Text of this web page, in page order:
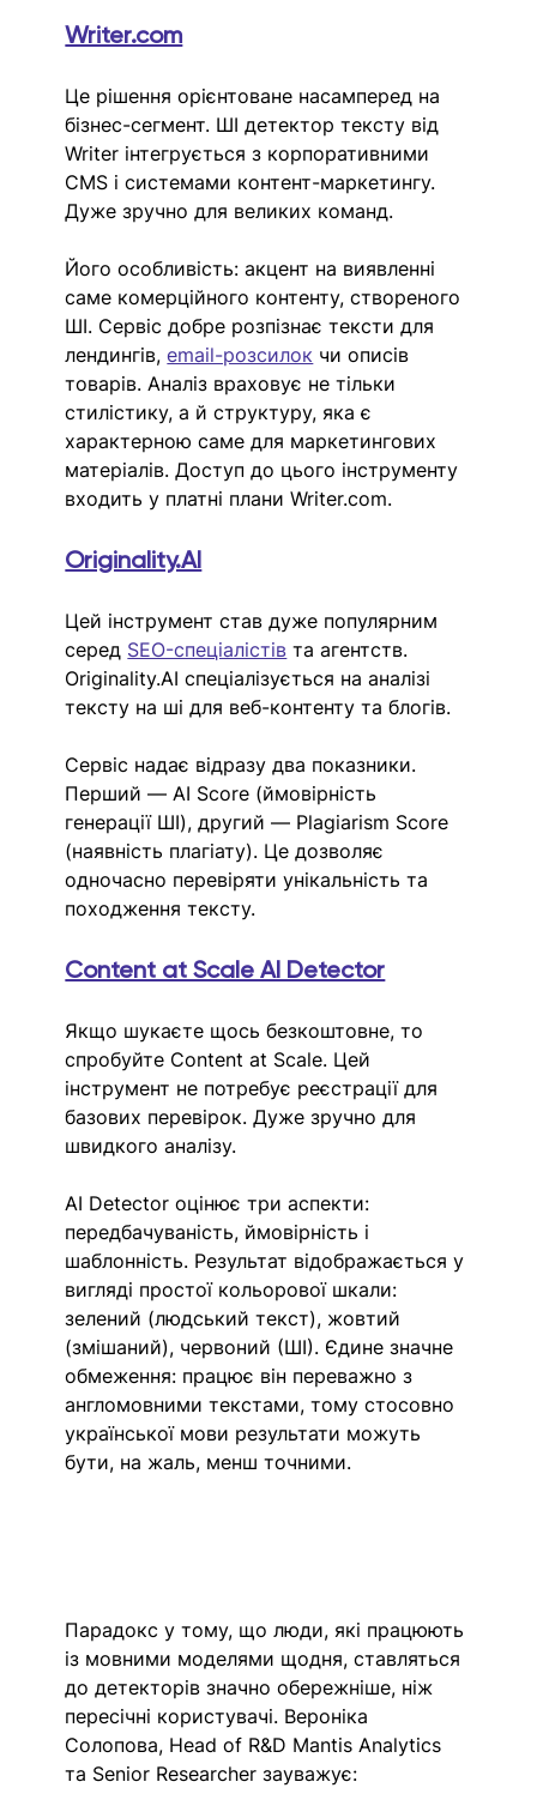
Writer.com
Це рішення орієнтоване насамперед на
бізнес-сегмент. ШІ детектор тексту від
Writer інтегрується з корпоративними
CMS і системами контент-маркетингу.
Дуже зручно для великих команд.
Його особливість: акцент на виявленні
саме комерційного контенту, створеного
ШІ. Сервіс добре розпізнає тексти для
лендингів, email-розсилок чи описів
товарів. Аналіз враховує не тільки
стилістику, а й структуру, яка є
характерною саме для маркетингових
матеріалів. Доступ до цього інструменту
входить у платні плани Writer.com.
Originality.AI
Цей інструмент став дуже популярним
серед SEO-спеціалістів та агентств.
Originality.AI спеціалізується на аналізі
тексту на ші для веб-контенту та блогів.
Сервіс надає відразу два показники.
Перший — AI Score (ймовірність
генерації ШІ), другий — Plagiarism Score
(наявність плагіату). Це дозволяє
одночасно перевіряти унікальність та
походження тексту.
Content at Scale AI Detector
Якщо шукаєте щось безкоштовне, то
спробуйте Content at Scale. Цей
інструмент не потребує реєстрації для
базових перевірок. Дуже зручно для
швидкого аналізу.
AI Detector оцінює три аспекти:
передбачуваність, ймовірність і
шаблонність. Результат відображається у
вигляді простої кольорової шкали:
зелений (людський текст), жовтий
(змішаний), червоний (ШІ). Єдине значне
обмеження: працює він переважно з
англомовними текстами, тому стосовно
української мови результати можуть
бути, на жаль, менш точними.
Парадокс у тому, що люди, які працюють
із мовними моделями щодня, ставляться
до детекторів значно обережніше, ніж
пересічні користувачі. Вероніка
Солопова, Head of R&D Mantis Analytics
та Senior Researcher зауважує: